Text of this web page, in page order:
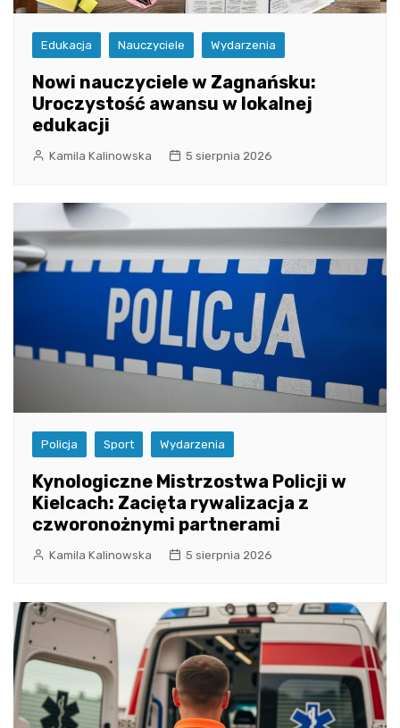
Edukacja Nauczyciele Wydarzenia
Nowi nauczyciele w Zagnańsku:
Uroczystość awansu w lokalnej
edukacji
Kamila Kalinowska 5 sierpnia 2026
Policja Sport Wydarzenia
Kynologiczne Mistrzostwa Policji w
Kielcach: Zacięta rywalizacja z
czworonożnymi partnerami
Kamila Kalinowska 5 sierpnia 2026